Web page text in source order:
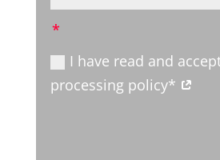
I have read and
processing policy*